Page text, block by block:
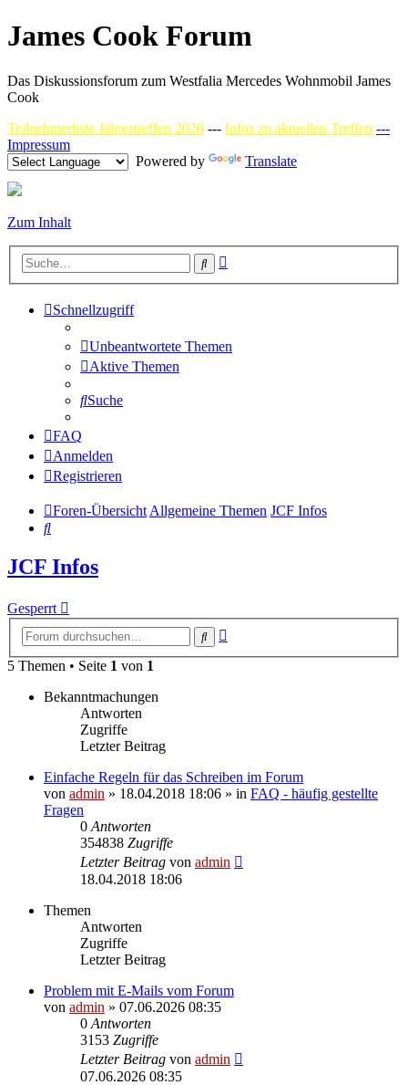
James Cook Forum
Das Diskussionsforum zum Westfalia Mercedes Wohnmobil James
Cook
Teilnehmerliste Jahrestreffen 2026 --- Infos zu aktuellen Treffen ---
Impressum
Powered by
Translate
Zum Inhalt
Suche
Schnellzugriff
Unbeantwortete Themen
Aktive Themen
Suche
FAQ
Anmelden
Registrieren
Foren-ÜbersichtAllgemeine Themen JCF Infos
Suche
JCF Infos
Gesperrt
Suche
5 Themen • Seite 1 von 1
Bekanntmachungen
Antworten
Zugriffe
Letzter Beitrag
Einfache Regeln für das Schreiben im Forum
von admin » 18.04.2018 18:06 » in FAQ - häufig gestellte
Fragen
0 Antworten
354838 Zugriffe
Letzter Beitrag von admin
18.04.2018 18:06
Themen
Antworten
Zugriffe
Letzter Beitrag
Problem mit E-Mails vom Forum
von admin » 07.06.2026 08:35
0 Antworten
3153 Zugriffe
Letzter Beitrag von admin
07.06.2026 08:35